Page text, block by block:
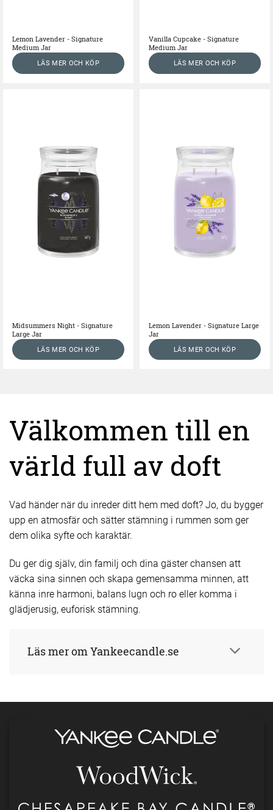
Lemon Lavender - Signature
Medium Jar
LÄS MER OCH KÖP
Vanilla Cupcake - Signature
Medium Jar
LÄS MER OCH KÖP
Midsummers Night - Signature
Large Jar
LÄS MER OCH KÖP
Lemon Lavender - Signature Large
Jar
LÄS MER OCH KÖP
Välkommen till en
värld full av doft
Vad händer när du inreder ditt hem med doft? Jo, du bygger
upp en atmosfär och sätter stämning i rummen som ger
dem olika syfte och karaktär.
Du ger dig själv, din familj och dina gäster chansen att
väcka sina sinnen och skapa gemensamma minnen, att
känna inre harmoni, balans lugn och ro eller komma i
glädjerusig, euforisk stämning.
Läs mer om Yankeecandle.se